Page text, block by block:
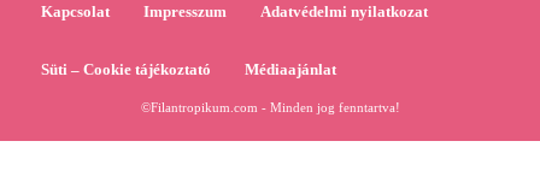
Kapcsolat Impresszum Adatvédelmi nyilatkozat
Süti – Cookie tájékoztató Médiaajánlat
©Filantropikum.com - Minden jog fenntartva!